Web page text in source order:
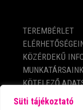
Süti tájékoztató
TEREMBÉRLET
KÖZÉRDEKŰ
KÖTELEZŐ
ADATVÉDELMI